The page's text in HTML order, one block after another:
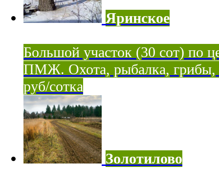
Яринское
Большой участок (30 сот) по
ПМЖ. Охота, рыбалка, грибы,
руб/сотка
Золотилово